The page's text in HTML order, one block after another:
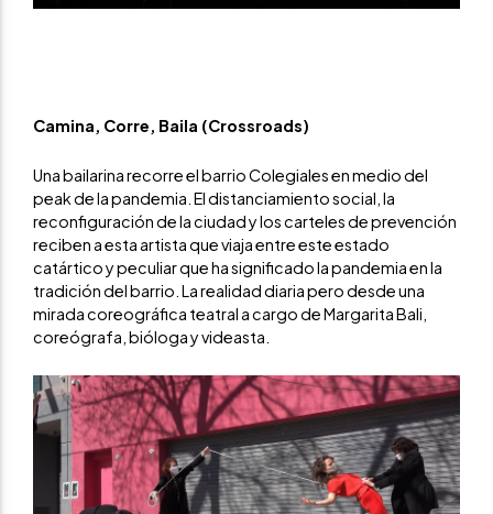
Camina, Corre, Baila (Crossroads)
Una bailarina recorre el barrio Colegiales en medio del
peak de la pandemia. El distanciamiento social, la
reconfiguración de la ciudad y los carteles de prevención
reciben a esta artista que viaja entre este estado
catártico y peculiar que ha significado la pandemia en la
tradición del barrio. La realidad diaria pero desde una
mirada coreográfica teatral a cargo de Margarita Bali,
coreógrafa, bióloga y videasta.